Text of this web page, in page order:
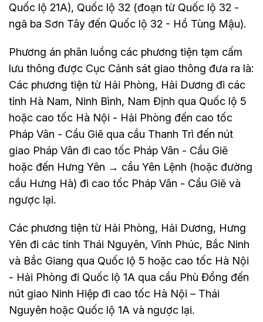
Quốc lộ 21A), Quốc lộ 32 (đoạn từ Quốc lộ 32 -
ngã ba Sơn Tây đến Quốc lộ 32 - Hồ Tùng Mậu).
Phương án phân luồng các phương tiện tạm cấm
lưu thông được Cục Cảnh sát giao thông đưa ra là:
Các phương tiện từ Hải Phòng, Hải Dương đi các
tỉnh Hà Nam, Ninh Bình, Nam Định qua Quốc lộ 5
hoặc cao tốc Hà Nội - Hải Phòng đến cao tốc
Pháp Vân - Cầu Giẽ qua cầu Thanh Trì đến nút
giao Pháp Vân đi cao tốc Pháp Vân - Cầu Giẽ
hoặc đến Hưng Yên → cầu Yên Lệnh (hoặc đường
cầu Hưng Hà) đi cao tốc Pháp Vân - Cầu Giẽ và
ngược lại.
Các phương tiện từ Hải Phòng, Hải Dương, Hưng
Yên đi các tỉnh Thái Nguyên, Vĩnh Phúc, Bắc Ninh
và Bắc Giang qua Quốc lộ 5 hoặc cao tốc Hà Nội
- Hải Phòng đi Quốc lộ 1A qua cầu Phù Đổng đến
nút giao Ninh Hiệp đi cao tốc Hà Nội – Thái
Nguyên hoặc Quốc lộ 1A và ngược lại.